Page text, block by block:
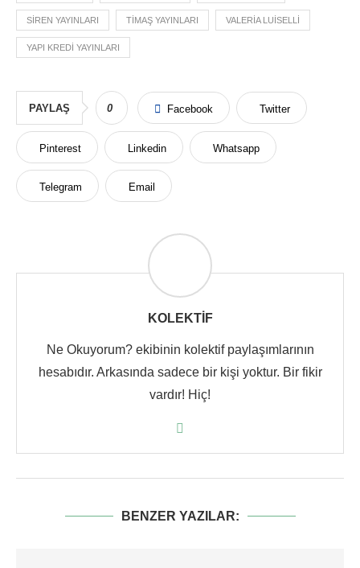
SIREN YAYINLARI TIMAŞ YAYINLARI VALERIA LUISELLI
YAPI KREDI YAYINLARI
PAYLAŞ 0 Facebook Twitter
Pinterest Linkedin Whatsapp
Telegram Email
KOLEKTIF
Ne Okuyorum? ekibinin kolektif paylaşımlarının
hesabıdır. Arkasında sadece bir kişi yoktur. Bir fikir
vardır! Hiç!
BENZER YAZILAR: